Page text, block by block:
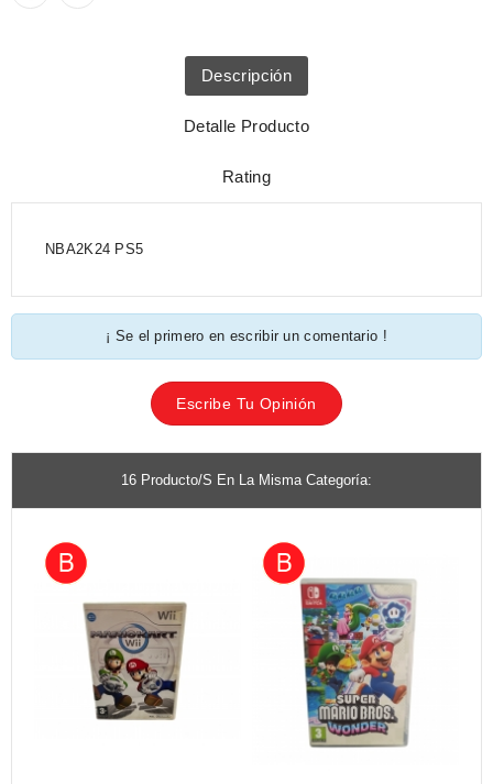
Descripción
Detalle Producto
Rating
NBA2K24 PS5
¡ Se el primero en escribir un comentario !
Escribe Tu Opinión
16 Producto/s En La Misma Categoría: